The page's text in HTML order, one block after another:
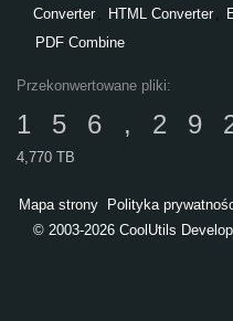
Converter , HTML Converter ,
PDF Combine
Przekonwertowane pliki:
4,770 TB
Mapa strony Polityka
© 2003-2026 CoolUtils